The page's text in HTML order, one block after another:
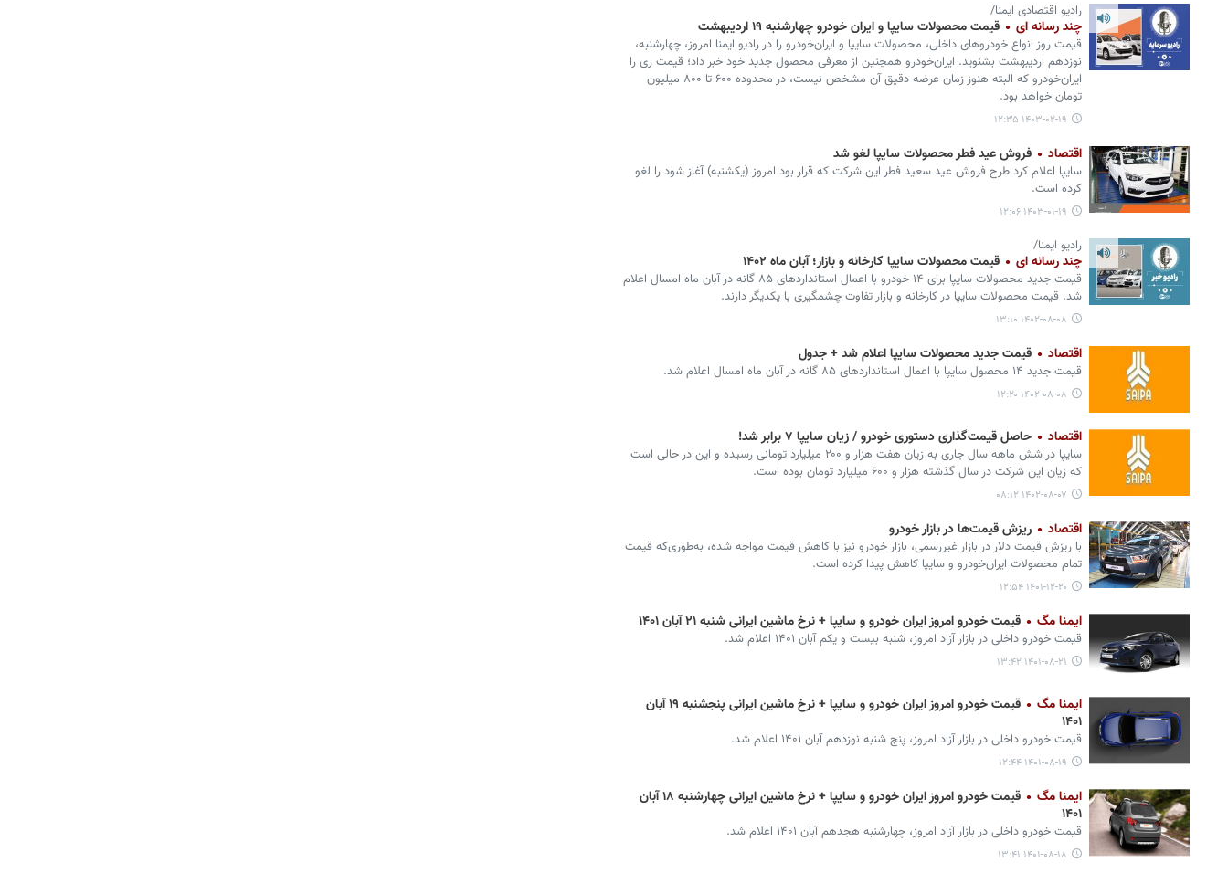
رادیو اقتصادی ایمنا/
چند رسانه ای قیمت محصولات سایپا و ایران خودرو چهارشنبه ۱۹ اردیبهشت
قیمت روز انواع خودروهای داخلی، محصولات سایپا و ایران‌خودرو را در رادیو ایمنا امروز، چهارشنبه،
نوزدهم اردیبهشت بشنوید. ایران‌خودرو همچنین از معرفی محصول جدید خود خبر داد؛ قیمت ری را
ایران‌خودرو که البته هنوز زمان عرضه دقیق آن مشخص نیست، در محدوده ۶۰۰ تا ۸۰۰ میلیون
تومان خواهد بود.
۱۴۰۳-۰۲-۱۹ ۱۲:۳۵
اقتصاد فروش عید فطر محصولات سایپا لغو شد
سایپا اعلام کرد طرح فروش عید سعید فطر این شرکت که قرار بود امروز (یکشنبه) آغاز شود را لغو
کرده است.
۱۴۰۳-۰۱-۱۹ ۱۲:۰۶
رادیو ایمنا/
چند رسانه ای قیمت محصولات سایپا کارخانه و بازار؛ آبان ماه ۱۴۰۲
قیمت جدید محصولات سایپا برای ۱۴ خودرو با اعمال استانداردهای ۸۵ گانه در آبان ماه امسال اعلام
شد. قیمت محصولات سایپا در کارخانه و بازار تفاوت چشمگیری با یکدیگر دارند.
۱۴۰۲-۰۸-۰۸ ۱۳:۱۰
اقتصاد قیمت جدید محصولات سایپا اعلام شد + جدول
قیمت جدید ۱۴ محصول سایپا با اعمال استانداردهای ۸۵ گانه در آبان ماه امسال اعلام شد.
۱۴۰۲-۰۸-۰۸ ۱۲:۲۰
اقتصاد حاصل قیمت‌گذاری دستوری خودرو / زیان سایپا ۷ برابر شد!
سایپا در شش ماهه سال جاری به زیان هفت هزار و ۲۰۰ میلیارد تومانی رسیده و این در حالی است
که زیان این شرکت در سال گذشته هزار و ۶۰۰ میلیارد تومان بوده است.
۱۴۰۲-۰۸-۰۷ ۰۸:۱۲
اقتصاد ریزش قیمت‌ها در بازار خودرو
با ریزش قیمت دلار در بازار غیررسمی، بازار خودرو نیز با کاهش قیمت مواجه شده، به‌طوری‌که قیمت
تمام محصولات ایران‌خودرو و سایپا کاهش پیدا کرده است.
۱۴۰۱-۱۲-۲۰ ۱۲:۵۴
ایمنا مگ قیمت خودرو امروز ایران خودرو و سایپا + نرخ ماشین ایرانی شنبه ۲۱ آبان ۱۴۰۱
‌قیمت خودرو داخلی در بازار آزاد امروز، شنبه بیست و یکم آبان ۱۴۰۱ اعلام شد.
۱۴۰۱-۰۸-۲۱ ۱۳:۴۲
ایمنا مگ
قیمت خودرو امروز ایران خودرو و سایپا + نرخ ماشین ایرانی پنجشنبه ۱۹ آبان
۱۴۰۱
قیمت خودرو داخلی در بازار آزاد امروز، پنج شنبه نوزدهم آبان ۱۴۰۱ اعلام شد.
۱۴۰۱-۰۸-۱۹ ۱۲:۴۴
ایمنا مگ
قیمت خودرو امروز ایران خودرو و سایپا + نرخ ماشین ایرانی چهارشنبه ۱۸ آبان
۱۴۰۱
قیمت خودرو داخلی در بازار آزاد امروز، چهارشنبه هجدهم آبان ۱۴۰۱ اعلام شد.
۱۴۰۱-۰۸-۱۸ ۱۳:۴۱